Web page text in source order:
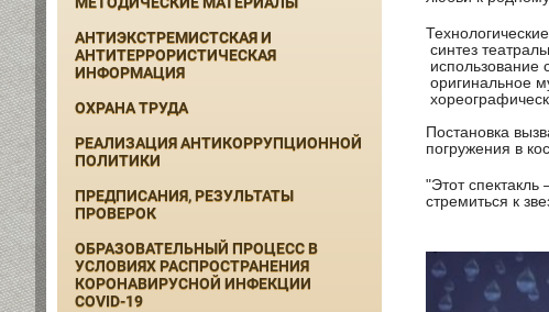
АНТИЭКСТРЕМИСТСКАЯ И
АНТИТЕРРОРИСТИЧЕСКАЯ
ИНФОРМАЦИЯ
ОХРАНА ТРУДА
РЕАЛИЗАЦИЯ АНТИКОРРУПЦИОННОЙ
ПОЛИТИКИ
ПРЕДПИСАНИЯ, РЕЗУЛЬТАТЫ
ПРОВЕРОК
ОБРАЗОВАТЕЛЬНЫЙ ПРОЦЕСС В
УСЛОВИЯХ РАСПРОСТРАНЕНИЯ
КОРОНАВИРУСНОЙ ИНФЕКЦИИ
COVID-19
синтез
использование
оригинальное
Постановка
погружения в
"Этот
стремиться к